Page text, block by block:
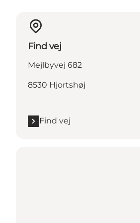
Find vej
Mejlbyvej 682
8530 Hjortshøj
Find vej